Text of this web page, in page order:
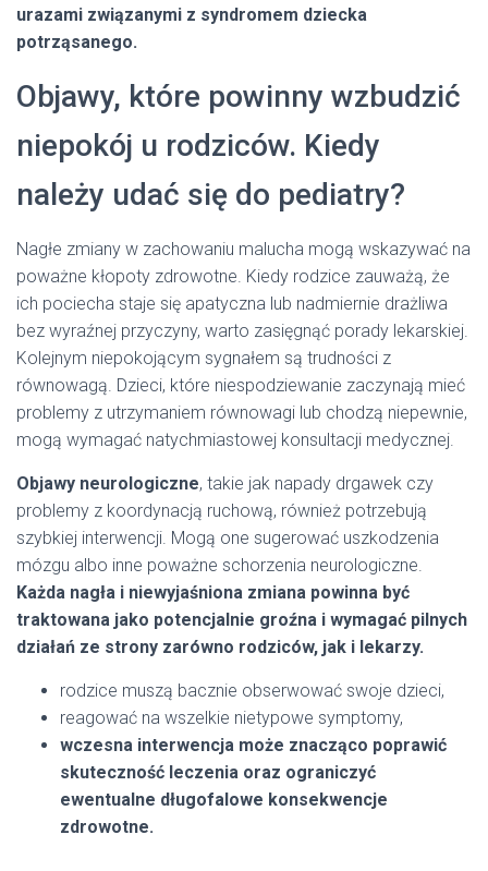
urazami związanymi z syndromem dziecka
potrząsanego.
Objawy, które powinny wzbudzić
niepokój u rodziców. Kiedy
należy udać się do pediatry?
Nagłe zmiany w zachowaniu malucha mogą wskazywać na
poważne kłopoty zdrowotne. Kiedy rodzice zauważą, że
ich pociecha staje się apatyczna lub nadmiernie drażliwa
bez wyraźnej przyczyny, warto zasięgnąć porady lekarskiej.
Kolejnym niepokojącym sygnałem są trudności z
równowagą. Dzieci, które niespodziewanie zaczynają mieć
problemy z utrzymaniem równowagi lub chodzą niepewnie,
mogą wymagać natychmiastowej konsultacji medycznej.
Objawy neurologiczne, takie jak napady drgawek czy
problemy z koordynacją ruchową, również potrzebują
szybkiej interwencji. Mogą one sugerować uszkodzenia
mózgu albo inne poważne schorzenia neurologiczne.
Każda nagła i niewyjaśniona zmiana powinna być
traktowana jako potencjalnie groźna i wymagać pilnych
działań ze strony zarówno rodziców, jak i lekarzy.
rodzice muszą bacznie obserwować swoje dzieci,
reagować na wszelkie nietypowe symptomy,
wczesna interwencja może znacząco poprawić
skuteczność leczenia oraz ograniczyć
ewentualne długofalowe konsekwencje
zdrowotne.